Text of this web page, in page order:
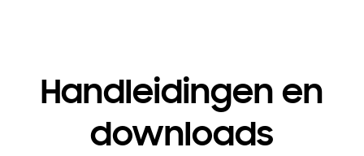
Handleidingen en
downloads